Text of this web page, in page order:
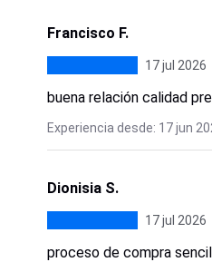
Francisco F.
17 jul 2026
buena relación calidad
Experiencia desde: 17 jun
Dionisia S.
17 jul 2026
proceso de compra